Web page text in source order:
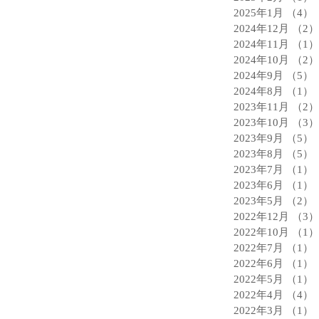
2025年1月
（4）
2024年12月
（2）
2024年11月
（1）
2024年10月
（2）
2024年9月
（5）
2024年8月
（1）
2023年11月
（2）
2023年10月
（3）
2023年9月
（5）
2023年8月
（5）
2023年7月
（1）
2023年6月
（1）
2023年5月
（2）
2022年12月
（3）
2022年10月
（1）
2022年7月
（1）
2022年6月
（1）
2022年5月
（1）
2022年4月
（4）
2022年3月
（1）